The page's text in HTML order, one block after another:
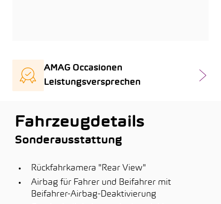
AMAG Occasionen
Leistungsversprechen
Fahrzeugdetails
Sonderausstattung
Rückfahrkamera "Rear View"
Airbag für Fahrer und Beifahrer mit
Beifahrer-Airbag-Deaktivierung